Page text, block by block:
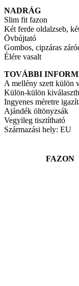
NADRÁG
Slim fit fazon
Két ferde oldalzseb,
Övbújtató
Gombos, cipzáras
Élére vasalt
TOVÁBBI
A mellény szett külön
Külön-külön
Ingyenes méretre
Ajándék öltönyzsák
Vegyileg tisztítható
Származási hely: EU
FAZON